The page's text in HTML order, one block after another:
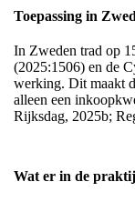
Toepassing in
In Zweden trad op
(2025:1506) en de
werking. Dit maakt
alleen een
Rijksdag, 2025b;
Wat er in de